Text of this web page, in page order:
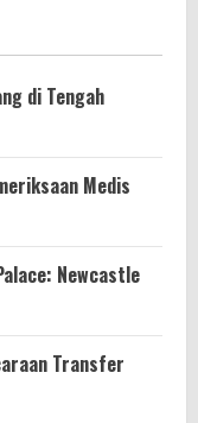
di Tengah
Medis
Newcastle
Transfer